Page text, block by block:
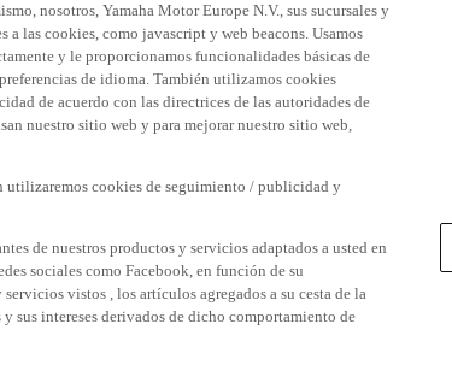
nosotros, Yamaha Motor Europe N.V., sus sucursales y
las cookies, como javascript y web beacons. Usamos
y le proporcionamos funcionalidades básicas de
de idioma. También utilizamos cookies
de acuerdo con las directrices de las autoridades de
nuestro sitio web y para mejorar nuestro sitio web,
utilizaremos cookies de seguimiento / publicidad y
de nuestros productos y servicios adaptados a usted en
sociales como Facebook, en función de su
vistos , los artículos agregados a su cesta de la
sus intereses derivados de dicho comportamiento de